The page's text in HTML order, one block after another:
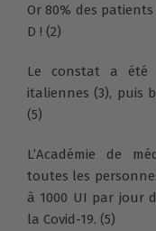
Or 80% des
D ! (2)
Le constat a été
italiennes (3), puis
(5)
L’Académie de
toutes les
à 1000 UI par jour
la Covid-19. (5)